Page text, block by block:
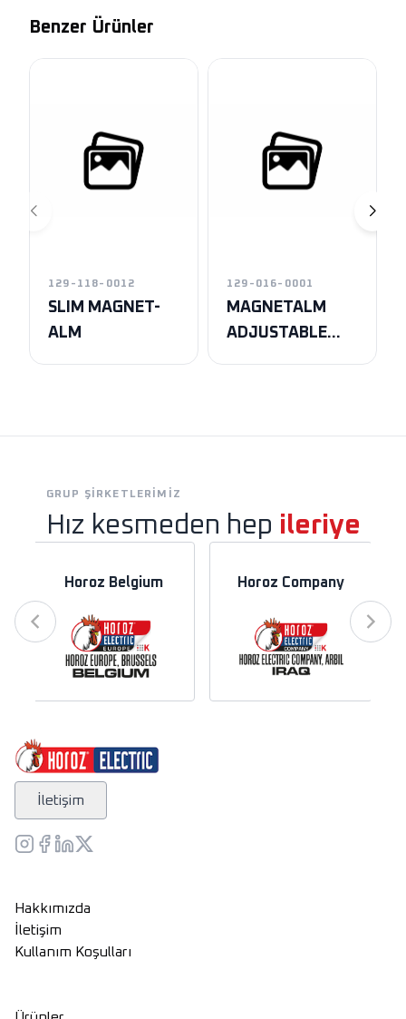
Benzer Ürünler
129-118-0012
SLIM MAGNET-
ALM
129-016-0001
MAGNETALM
ADJUSTABLE
GRUP ŞIRKETLERIMIZ
Hız kesmeden hep ileriye
Horoz Belgium Horoz Company
İletişim
Hakkımızda
İletişim
Kullanım Koşulları